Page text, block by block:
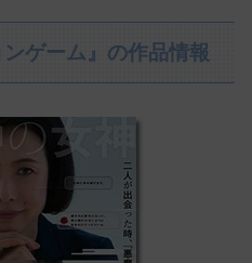
ゲーム』の作品情報